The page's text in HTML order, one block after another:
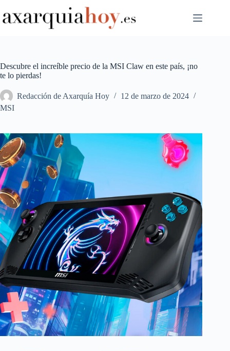
al
contenido
Descubre el increíble precio de la MSI Claw en este país, ¡no
te lo pierdas!
Redacción de Axarquía Hoy
12 de marzo de 2024
MSI